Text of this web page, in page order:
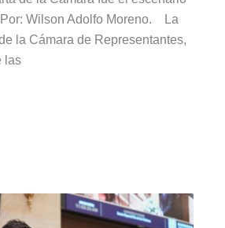
Wilson Adolfo Moreno. La
la Cámara de Representantes,
las